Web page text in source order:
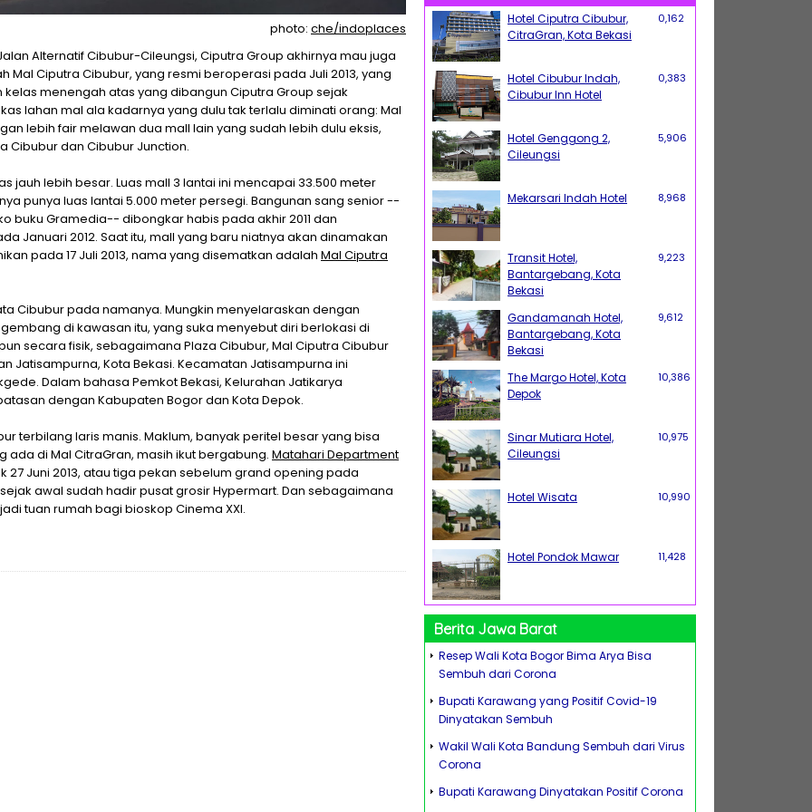
photo: che/indoplaces
Alternatif Cibubur-Cileungsi, Ciputra Group akhirnya mau juga
Ciputra Cibubur, yang resmi beroperasi pada Juli 2013, yang
menengah atas yang dibangun Ciputra Group sejak
lahan mal ala kadarnya yang dulu tak terlalu diminati orang: Mal
lebih fair melawan dua mall lain yang sudah lebih dulu eksis,
Cibubur dan Cibubur Junction.
jauh lebih besar. Luas mall 3 lantai ini mencapai 33.500 meter
punya luas lantai 5.000 meter persegi. Bangunan sang senior --
buku Gramedia-- dibongkar habis pada akhir 2011 dan
Januari 2012. Saat itu, mall yang baru niatnya akan dinamakan
pada 17 Juli 2013, nama yang disematkan adalah Mal Ciputra
Cibubur pada namanya. Mungkin menyelaraskan dengan
di kawasan itu, yang suka menyebut diri berlokasi di
secara fisik, sebagaimana Plaza Cibubur, Mal Ciputra Cibubur
Jatisampurna, Kota Bekasi. Kecamatan Jatisampurna ini
Dalam bahasa Pemkot Bekasi, Kelurahan Jatikarya
dengan Kabupaten Bogor dan Kota Depok.
terbilang laris manis. Maklum, banyak peritel besar yang bisa
di Mal CitraGran, masih ikut bergabung. Matahari Department
Juni 2013, atau tiga pekan sebelum grand opening pada
awal sudah hadir pusat grosir Hypermart. Dan sebagaimana
tuan rumah bagi bioskop Cinema XXI.
Hotel Ciputra Cibubur,
CitraGran, Kota Bekasi
0,162
Hotel Cibubur Indah,
Cibubur Inn Hotel
0,383
Hotel Genggong 2,
Cileungsi
5,906
Mekarsari Indah Hotel 8,968
Transit Hotel,
Bantargebang, Kota
Bekasi
9,223
Gandamanah Hotel,
Bantargebang, Kota
Bekasi
9,612
The Margo Hotel, Kota
Depok
10,386
Sinar Mutiara Hotel,
Cileungsi
10,975
Hotel Wisata 10,990
Hotel Pondok Mawar 11,428
Berita Jawa Barat
Resep Wali Kota Bogor Bima Arya Bisa
Sembuh dari Corona
Bupati Karawang yang Positif Covid-19
Dinyatakan Sembuh
Wakil Wali Kota Bandung Sembuh dari Virus
Corona
Bupati Karawang Dinyatakan Positif Corona